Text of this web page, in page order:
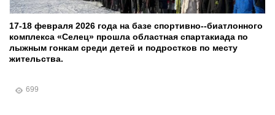
17-18 февраля 2026 года на базе спортивно--биатлонного
комплекса «Селец» прошла областная спартакиада по
лыжным гонкам среди детей и подростков по месту
жительства.
699